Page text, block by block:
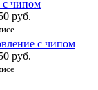
с чипом
руб.
с чипом
руб.